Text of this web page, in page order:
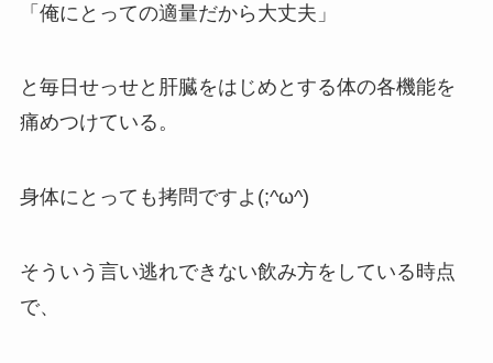
「俺にとっての適量だから大丈夫」
と毎日せっせと肝臓をはじめとする体の各機能を
痛めつけている。
身体にとっても拷問ですよ(;^ω^)
そういう言い逃れできない飲み方をしている時点
で、